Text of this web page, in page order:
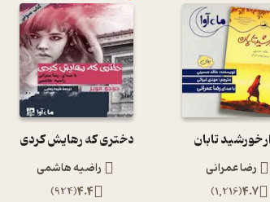
خورشید تابان
رضا عمرانی
4.7
(
1,216
)
دختری که رهایش کردی
راضیه هاشمی
4.4
(
924
)